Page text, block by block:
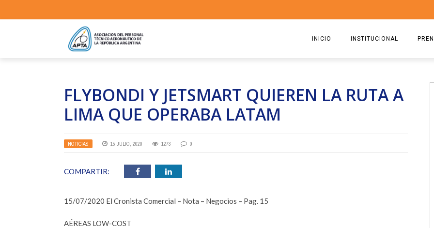
INICIO INSTITUCIONAL
ESTATUTO
RICARDO CIRIELLI
FLYBONDI Y JETSMART QUIEREN LA RUTA A
LIMA QUE OPERABA LATAM
NOTICIAS 15 JULIO, 2020 1273 0
COMPARTIR:
15/07/2020 El Cronista Comercial – Nota – Negocios – Pag. 15
AÉREAS LOW-COST